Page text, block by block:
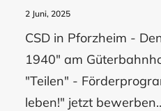
2 Juni, 2025
CSD in Pforzheim -
1940" am
"Teilen" -
leben!" jetzt